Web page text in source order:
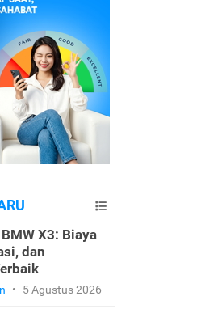
X3: Biaya
dan
• 5 Agustus 2026